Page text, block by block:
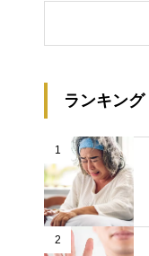
ランキング
1
2